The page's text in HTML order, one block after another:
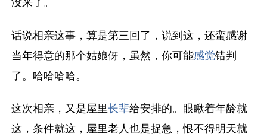
没来了。
话说相亲这事，算是第三回了，说到这，还蛮感谢
当年得意的那个姑娘伢，虽然，你可能感觉错判
了。哈哈哈哈。
这次相亲，又是屋里长辈给安排的。眼瞅着年龄就
这，条件就这，屋里老人也是捉急，恨不得明天就